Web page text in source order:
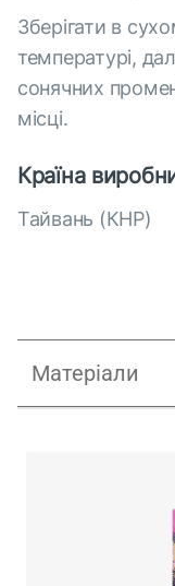
Зберігати в
температурі,
сонячних
місці.
Країна
Тайвань (КНР)
Матеріали
Ocean